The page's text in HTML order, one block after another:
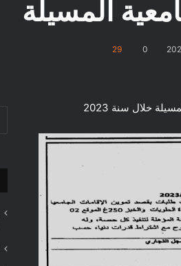
المسيلة
0
29
خلال سنة 2023